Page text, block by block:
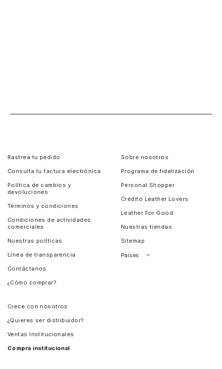
Rastrea tu pedido
Consulta tu factura electrónica
Política de cambios y
devoluciones
Términos y condiciones
Condiciones de actividades
comerciales
Nuestras políticas
Línea de transparencia
Contáctanos
¿Cómo comprar?
Sobre nosotros
Programa de fidelización
Personal Shopper
Crédito Leather Lovers
Leather For Good
Nuestras tiendas
Sitemap
Países
Crece con nosotros
¿Quieres ser distribuidor?
Ventas Institucionales
Compra institucional